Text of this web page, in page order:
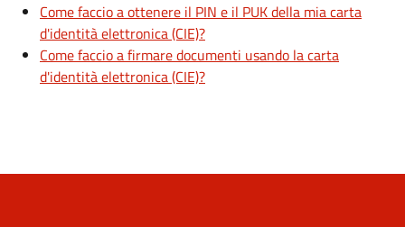
Come faccio a ottenere il PIN e il PUK della mia carta
d'identità elettronica (CIE)?
Come faccio a firmare documenti usando la carta
d'identità elettronica (CIE)?